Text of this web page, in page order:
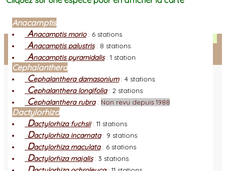
Facebook
Connexion adhérent
Anacamptis
Anacamptis morio: 6 stations
Anacamptis palustris: 8 stations
Anacamptis pyramidalis: 1 station
Cephalanthera
Cephalanthera damasonium: 4 stations
Cephalanthera longifolia: 2 stations
Cephalanthera rubra: Non revu depuis 1988
Dactylorhiza
Dactylorhiza fuchsii: 11 stations
Dactylorhiza incarnata: 9 stations
Dactylorhiza maculata: 6 stations
Dactylorhiza majalis: 3 stations